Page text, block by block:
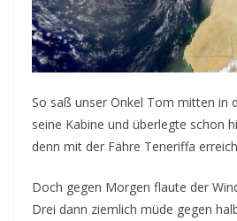
So saß unser Onkel Tom mitten in
seine Kabine und überlegte schon
denn mit der Fähre Teneriffa
Doch gegen Morgen flaute der
Drei dann ziemlich müde gegen